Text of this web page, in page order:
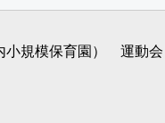
小規模保育園） 運動会